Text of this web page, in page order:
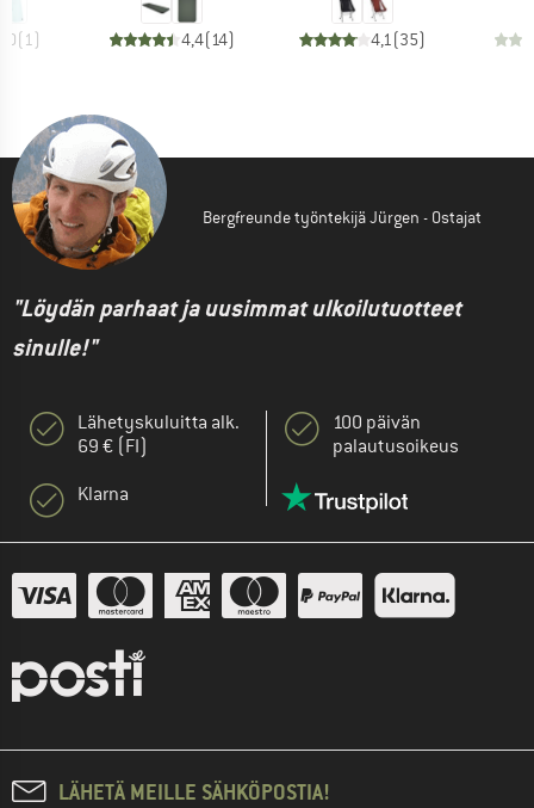
(1) 4,4(14) 4,1(35)
Bergfreunde työntekijä Jürgen - Ostajat
"Löydän parhaat ja uusimmat ulkoilutuotteet
sinulle!"
Lähetyskuluitta alk.
69 € (FI)
Klarna
100 päivän
palautusoikeus
LÄHETÄ MEILLE SÄHKÖPOSTIA!